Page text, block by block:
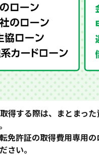
得する際は、まとまっ
免許証の取得費用専用
さい。